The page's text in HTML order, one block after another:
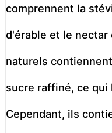
comprennent la
d'érable et le nectar
naturels
sucre raffiné, ce qui
Cependant, ils